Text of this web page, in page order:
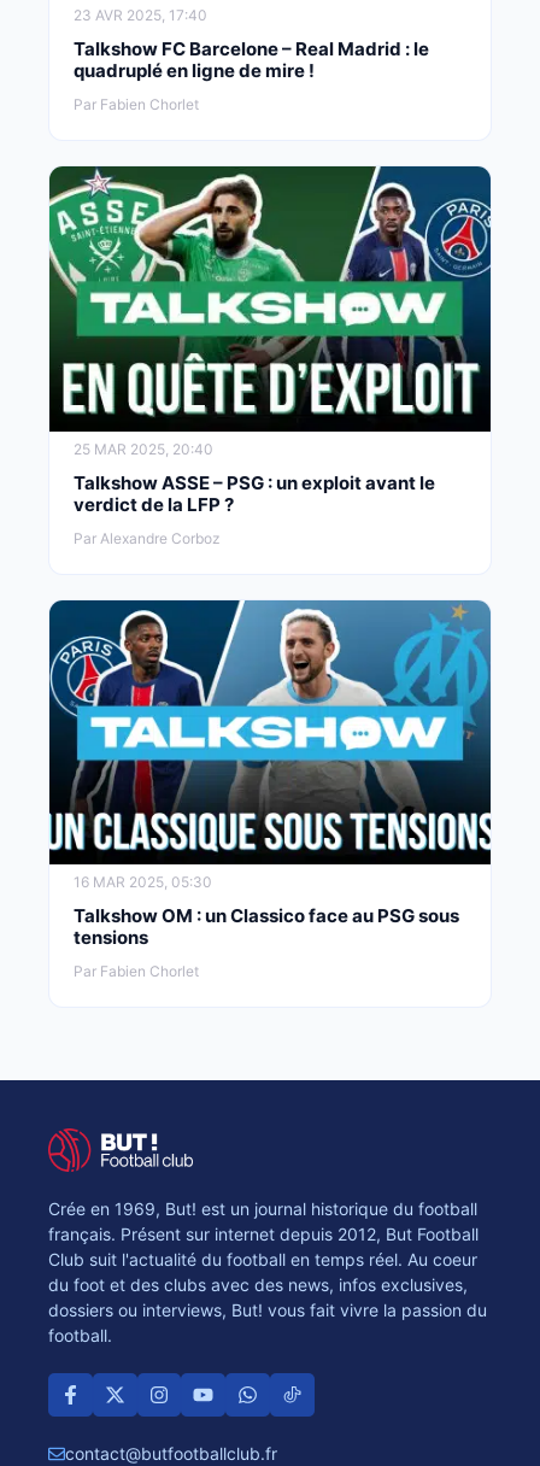
23 AVR 2025, 17:40
Talkshow FC Barcelone – Real Madrid : le
quadruplé en ligne de mire !
Par Fabien Chorlet
25 MAR 2025, 20:40
Talkshow ASSE – PSG : un exploit avant le
verdict de la LFP ?
Par Alexandre Corboz
16 MAR 2025, 05:30
Talkshow OM : un Classico face au PSG sous
tensions
Par Fabien Chorlet
Crée en 1969, But! est un journal historique du football
français. Présent sur internet depuis 2012, But Football
Club suit l'actualité du football en temps réel. Au coeur
du foot et des clubs avec des news, infos exclusives,
dossiers ou interviews, But! vous fait vivre la passion du
football.
contact@butfootballclub.fr